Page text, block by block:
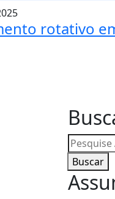
rotativo
Buscar